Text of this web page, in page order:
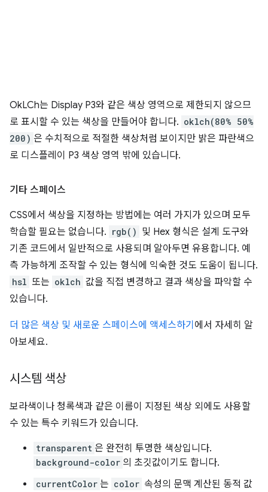
OkLCh는 Display P3와 같은 색상 영역으로 제한되지 않으므
로 표시할 수 있는 색상을 만들어야 합니다. oklch(80% 50%
200) 은 수치적으로 적절한 색상처럼 보이지만 밝은 파란색으
로 디스플레이 P3 색상 영역 밖에 있습니다.
기타 스페이스
CSS에서 색상을 지정하는 방법에는 여러 가지가 있으며 모두
학습할 필요는 없습니다. rgb() 및 Hex 형식은 설계 도구와
기존 코드에서 일반적으로 사용되며 알아두면 유용합니다. 예
측 가능하게 조작할 수 있는 형식에 익숙한 것도 도움이 됩니다.
hsl 또는 oklch 값을 직접 변경하고 결과 색상을 파악할 수
있습니다.
더 많은 색상 및 새로운 스페이스에 액세스하기 에서 자세히 알
아보세요.
시스템 색상
보라색이나 청록색과 같은 이름이 지정된 색상 외에도 사용할
수 있는 특수 키워드가 있습니다.
transparent 은 완전히 투명한 색상입니다.
background-color 의 초깃값이기도 합니다.
currentColor 는 color 속성의 문맥 계산된 동적 값